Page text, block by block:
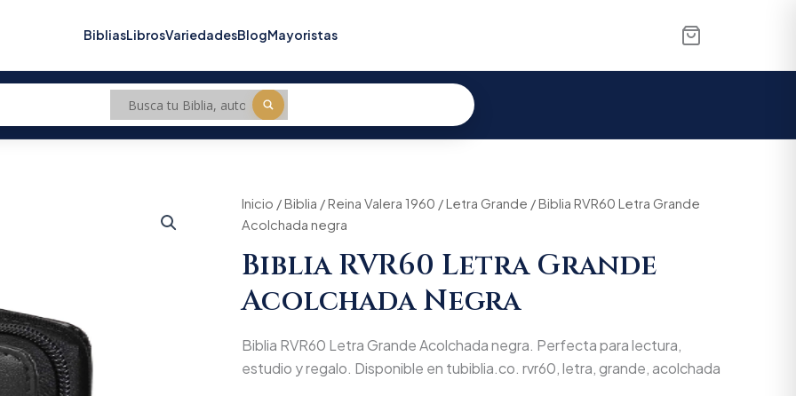
BibliasLibrosVariedadesBlogMayoristas
Inicio /Biblia /Reina Valera 1960 /Letra Grande / Biblia RVR60 Letra Grande
Acolchada negra
Biblia RVR60 Letra Grande
Acolchada Negra
Biblia RVR60 Letra Grande Acolchada negra. Perfecta para lectura,
estudio y regalo. Disponible en tubiblia.co. rvr60, letra, grande, acolchada
Original
was:
$112.900.
Current
is:
$99.900.